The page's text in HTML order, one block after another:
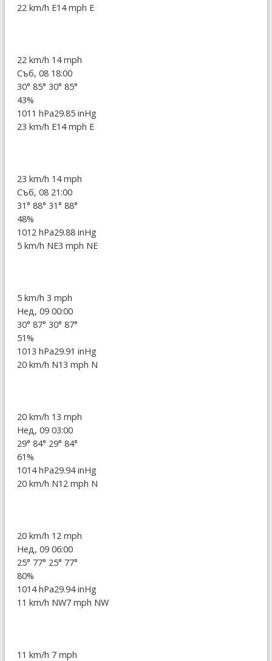
22 km/h E14 mph E
22 km/h 14 mph
Съб, 08 18:00
30° 85° 30° 85°
43%
1011 hPa29.85 inHg
23 km/h E14 mph E
23 km/h 14 mph
Съб, 08 21:00
31° 88° 31° 88°
48%
1012 hPa29.88 inHg
5 km/h NE3 mph NE
5 km/h 3 mph
Нед, 09 00:00
30° 87° 30° 87°
51%
1013 hPa29.91 inHg
20 km/h N13 mph N
20 km/h 13 mph
Нед, 09 03:00
29° 84° 29° 84°
61%
1014 hPa29.94 inHg
20 km/h N12 mph N
20 km/h 12 mph
Нед, 09 06:00
25° 77° 25° 77°
80%
1014 hPa29.94 inHg
11 km/h NW7 mph NW
11 km/h 7 mph